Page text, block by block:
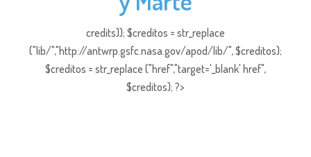
credits)); $creditos = str_replace
("lib/","http://antwrp.gsfc.nasa.gov/apod/lib/", $creditos);
$creditos = str_replace ("href","target='_blank' href",
$creditos); ?>